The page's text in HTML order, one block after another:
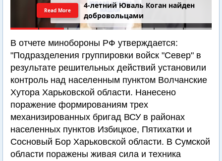
4-летний Юваль Коган найден
добровольцами
Read More
В отчете минобороны РФ утверждается:
"Подразделения группировки войск "Север" в
результате решительных действий установили
контроль над населенным пунктом Волчанские
Хутора Харьковской области. Нанесено
поражение формированиям трех
механизированных бригад ВСУ в районах
населенных пунктов Избицкое, Пятихатки и
Сосновый Бор Харьковской области. В Сумской
области поражены живая сила и техника